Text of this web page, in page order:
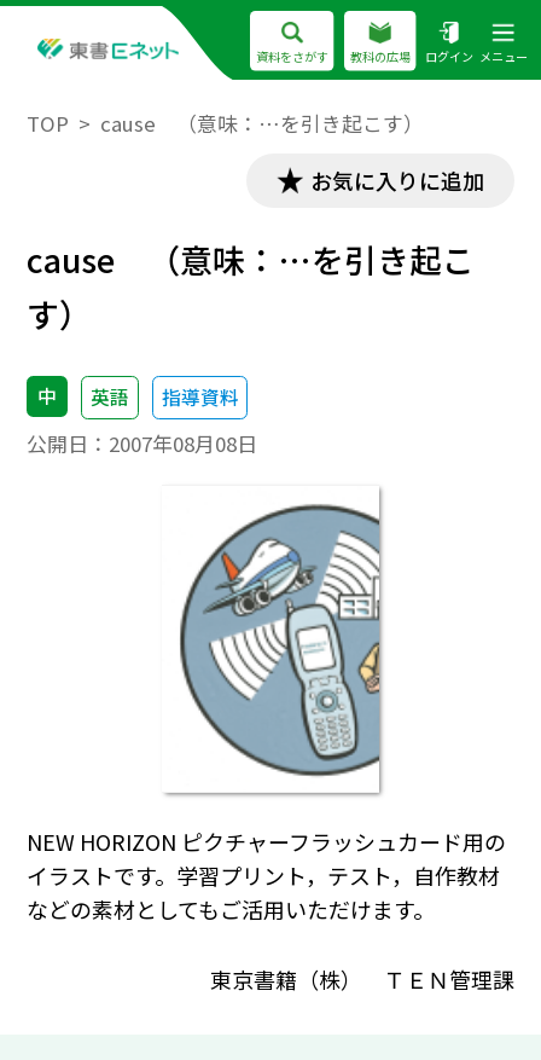
資料をさがす 教科の広場 ログイン メニュー
TOP cause （意味：…を引き起こす）
お気に入りに追加
cause （意味：…を引き起こ
す）
中 英語 指導資料
公開日： 2007年08月08日
NEW HORIZON ピクチャーフラッシュカード用の
イラストです。学習プリント，テスト，自作教材
などの素材としてもご活用いただけます。
東京書籍（株） ＴＥＮ管理課